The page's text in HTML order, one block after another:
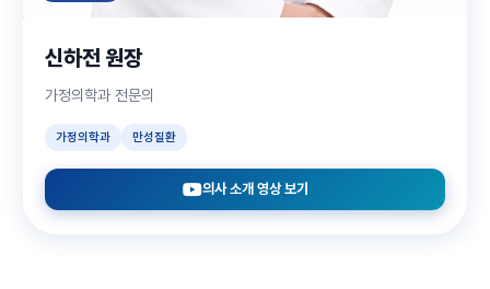
신하전 원장
가정의학과 전문의
가정의학과 만성질환
의사 소개 영상 보기